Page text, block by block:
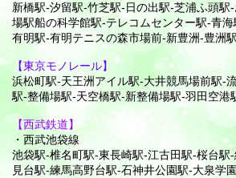
新橋駅-汐留駅-竹芝駅-日の出駅-芝浦ふ頭駅
場駅船の科学館駅-テレコムセンター駅-青
有明駅-有明テニスの森市場前-新豊洲-豊洲駅
【東京モノレール】
浜松町駅-天王洲アイル駅-大井競馬場前駅-
駅-整備場駅-天空橋駅-新整備場駅-羽田空港
【西武鉄道】
・西武池袋線
池袋駅-椎名町駅-東長崎駅-江古田駅-桜台駅
見台駅-練馬高野台駅-石神井公園駅-大泉学